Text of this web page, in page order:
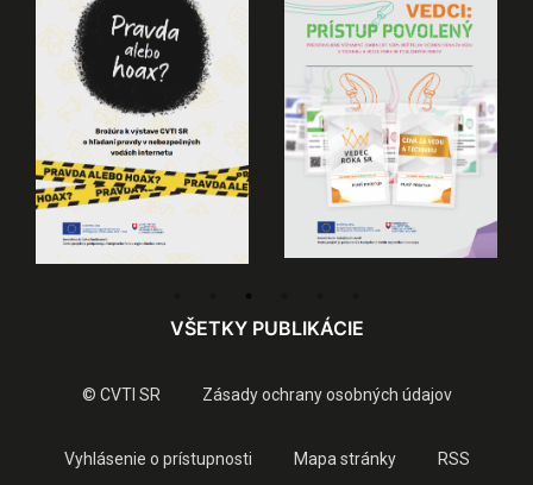
VŠETKY PUBLIKÁCIE
© CVTI SR Zásady ochrany osobných údajov
Vyhlásenie o prístupnosti Mapa stránky RSS